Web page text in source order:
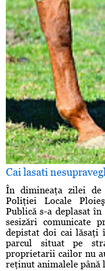
Cai lasati
În dimineaţa zilei de
Poliţiei Locale
Publică s-a deplasat
sesizări comunicate
depistat doi cai lăsaţi
parcul situat pe
proprietarii cailor nu
reţinut animalele până